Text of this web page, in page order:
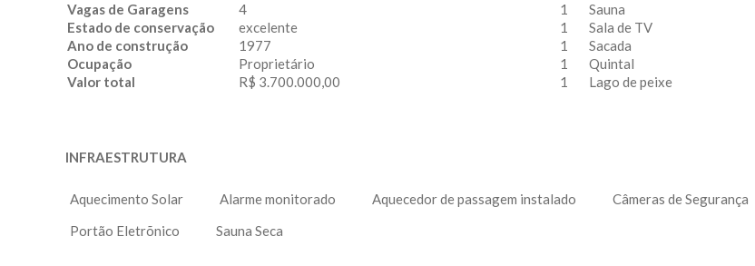
Vagas de Garagens
4
Estado de conservação
excelente
Ano de construção
1977
Ocupação
Proprietário
Valor total
R$ 3.700.000,00
1
Sauna
1
Sala de TV
1
Sacada
1
Quintal
1
Lago de peixe
INFRAESTRUTURA
Aquecimento Solar Alarme monitorado Aquecedor de passagem instalado Câmeras de Segurança
Portão Eletrõnico
Sauna Seca